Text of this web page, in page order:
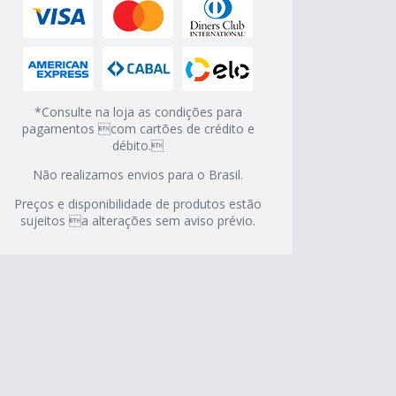
*Consulte na loja as condições para
pagamentos com cartões de crédito e
débito.
Não realizamos envios para o Brasil.
Preços e disponibilidade de produtos estão
sujeitos a alterações sem aviso prévio.